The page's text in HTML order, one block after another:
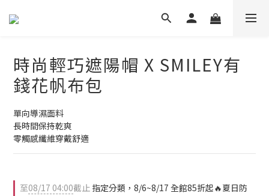
時尚輕巧遮陽帽 X SMILEY有
錢花帆布包
單向導濕面料
長時間保持乾爽
零觸感纖維穿戴舒適
至08/17 04:00截止 指定分類，8/6~8/17 全館85折起🔥夏日防